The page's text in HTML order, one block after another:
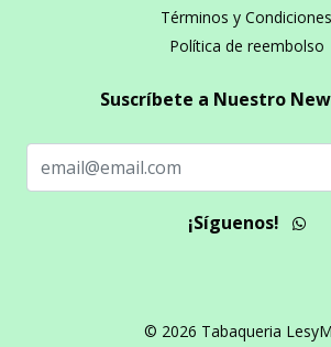
Términos y Condiciones
Política de reembolso
Suscríbete a Nuestro
¡Síguenos!
© 2026 Tabaqueria